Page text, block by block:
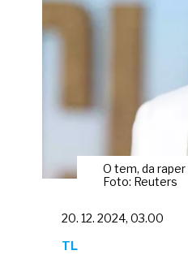
O tem, da
Foto: Reuters
20. 12. 2024, 03.00
TL